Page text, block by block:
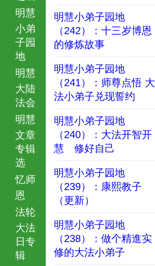
明慧
小弟
子园
地
明慧
大陆
法会
明慧
文章
专辑
选
忆师
恩
法轮
大法
日专
辑
明慧小弟子园地
（242）：十三岁博恩
的修炼故事
明慧小弟子园地
（241）：师尊点悟 大
法小弟子兑现誓约
明慧小弟子园地
（240）：大法开智开
慧 修好自己
明慧小弟子园地
（239）：康熙教子
（更新）
明慧小弟子园地
（238）：做个精進实
修的大法小弟子